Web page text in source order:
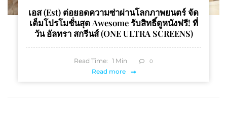
เอส (est) ต่อยอดความซ่าผ่านโลกภาพยนตร์ จัด
เต็มโปรโมชั่นสุด Awesome รับสิทธิ์ดูหนังฟรี! ที่
วัน อัลทรา สกรีนส์ (ONE ULTRA SCREENS)
Read Time: 1 Min 0
Read more